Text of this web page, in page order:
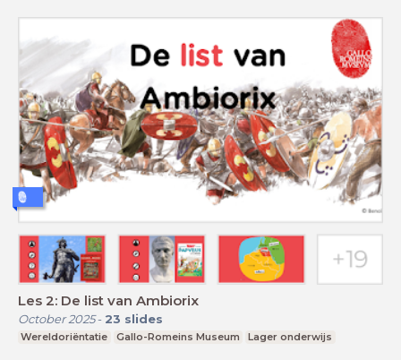
Les 2: De list van Ambiorix
October 2025- 23 slides
Wereldoriëntatie Gallo-Romeins Museum Lager onderwijs